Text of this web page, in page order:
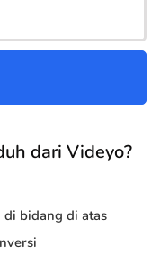
dari Videyo?
bidang di atas